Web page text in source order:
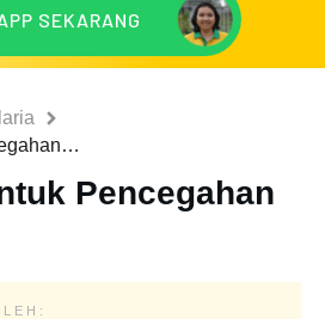
SEKARANG
Pedoman untuk Pencegahan Malaria
Pencegahan